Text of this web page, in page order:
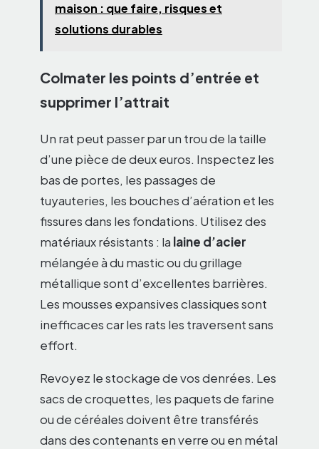
maison : que faire, risques et
solutions durables
Colmater les points d’entrée et
supprimer l’attrait
Un rat peut passer par un trou de la taille
d’une pièce de deux euros. Inspectez les
bas de portes, les passages de
tuyauteries, les bouches d’aération et les
fissures dans les fondations. Utilisez des
matériaux résistants : la laine d’acier
mélangée à du mastic ou du grillage
métallique sont d’excellentes barrières.
Les mousses expansives classiques sont
inefficaces car les rats les traversent sans
effort.
Revoyez le stockage de vos denrées. Les
sacs de croquettes, les paquets de farine
ou de céréales doivent être transférés
dans des contenants en verre ou en métal